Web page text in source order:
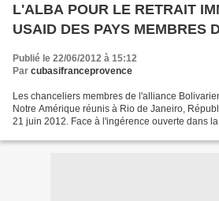
L'ALBA POUR LE RETRAIT
USAID DES PAYS MEMBRES
Publié le 22/06/2012 à 15:12
Par cubasifranceprovence
Les chanceliers membres de l'alliance
Notre Amérique réunis à Rio de Janeiro,
21 juin 2012. Face à l'ingérence ouverte dans